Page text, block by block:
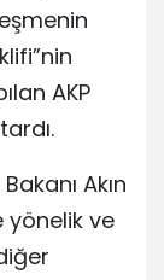
AKP
Akın
yönelik ve